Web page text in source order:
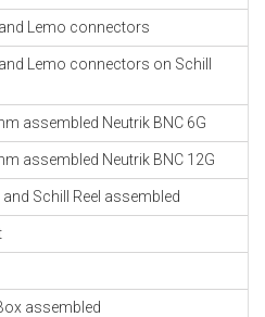
Lemo connectors
Lemo connectors on Schill
assembled Neutrik BNC 6G
assembled Neutrik BNC 12G
Schill Reel assembled
assembled